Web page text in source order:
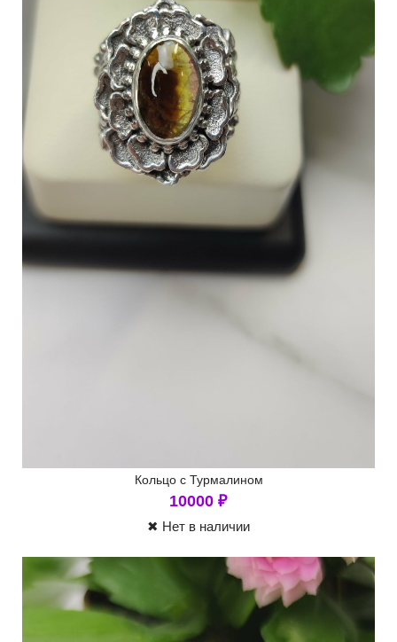
Кольцо с Турмалином
10000 ₽
✖ Нет в наличии